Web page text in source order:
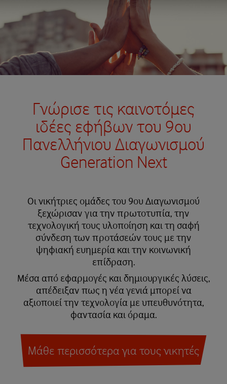
Γνώρισε τις καινοτόμες
ιδέες εφήβων του 9ου
Πανελλήνιου Διαγωνισμού
Generation Next
Οι νικήτριες ομάδες του 9ου Διαγωνισμού
ξεχώρισαν για την πρωτοτυπία, την
τεχνολογική τους υλοποίηση και τη σαφή
σύνδεση των προτάσεών τους με την
ψηφιακή ευημερία και την κοινωνική
επίδραση.
Μέσα από εφαρμογές και δημιουργικές λύσεις,
απέδειξαν πως η νέα γενιά μπορεί να
αξιοποιεί την τεχνολογία με υπευθυνότητα,
φαντασία και όραμα.
Μάθε περισσότερα για τους νικητές